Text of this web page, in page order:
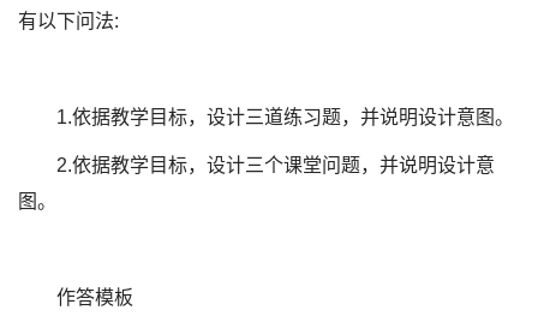
有以下问法:
1.依据教学目标，设计三道练习题，并说明设计意图。
2.依据教学目标，设计三个课堂问题，并说明设计意
图。
作答模板